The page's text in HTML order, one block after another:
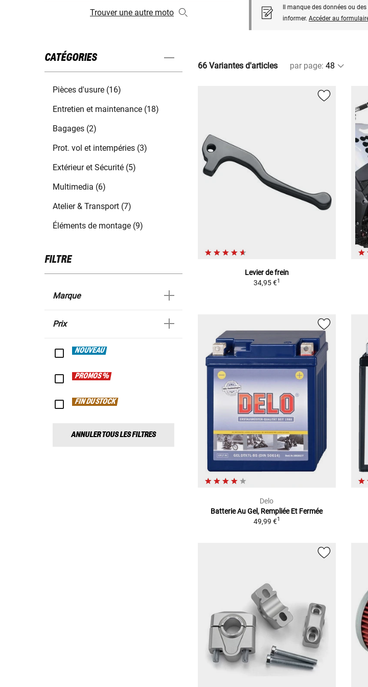
Trouver une autre moto
Il manque des données ou
informer. Accéder au
CATÉGORIES
Pièces d'usure (16)
Entretien et maintenance (18)
Bagages (2)
Prot. vol et intempéries (3)
Extérieur et Sécurité (5)
Multimedia (6)
Atelier & Transport (7)
Éléments de montage (9)
FILTRE
Marque
Prix
NOUVEAU
PROMOS %
FIN DU STOCK
ANNULER TOUS LES FILTRES
66 Variantes d'articles par page:
Levier de frein
34,95 €1
Delo
Batterie Au Gel, Rempliée Et Fermée
49,99 €1